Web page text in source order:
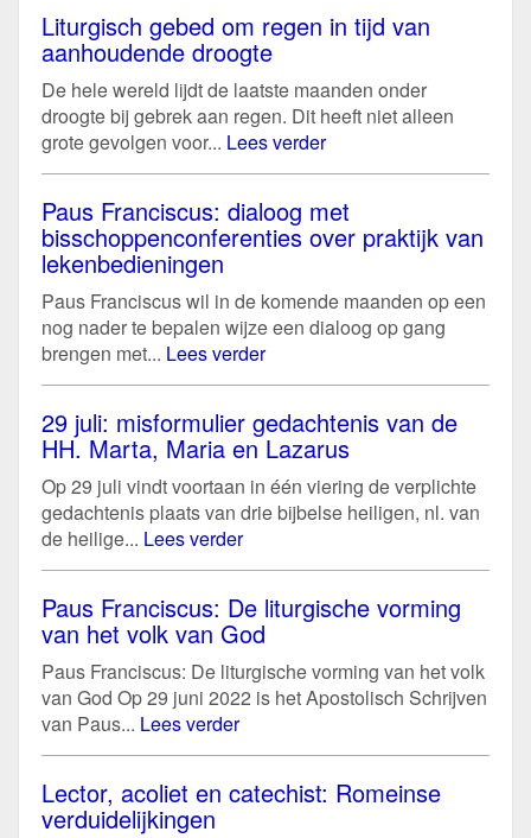
Liturgisch gebed om regen in tijd van
aanhoudende droogte
De hele wereld lijdt de laatste maanden onder
droogte bij gebrek aan regen. Dit heeft niet alleen
grote gevolgen voor... Lees verder
Paus Franciscus: dialoog met
bisschoppenconferenties over praktijk van
lekenbedieningen
Paus Franciscus wil in de komende maanden op een
nog nader te bepalen wijze een dialoog op gang
brengen met... Lees verder
29 juli: misformulier gedachtenis van de
HH. Marta, Maria en Lazarus
Op 29 juli vindt voortaan in één viering de verplichte
gedachtenis plaats van drie bijbelse heiligen, nl. van
de heilige... Lees verder
Paus Franciscus: De liturgische vorming
van het volk van God
Paus Franciscus: De liturgische vorming van het volk
van God Op 29 juni 2022 is het Apostolisch Schrijven
van Paus... Lees verder
Lector, acoliet en catechist: Romeinse
verduidelijkingen